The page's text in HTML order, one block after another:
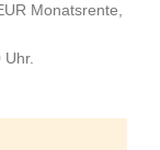
Monatsrente,